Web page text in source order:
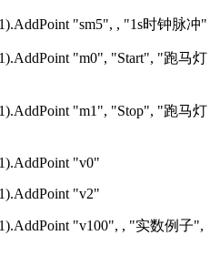
"sm5", , "1s时钟脉冲"
"m0", "Start", "跑马灯
"m1", "Stop", "跑马灯
"v0"
"v2"
"v100", , "实数例子",